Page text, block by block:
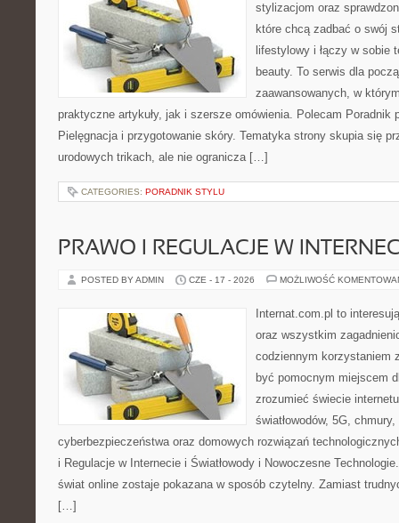
stylizacjom oraz
które chcą zadbać o swój
lifestylowy i łączy w sobie
beauty. To serwis dla
zaawansowanych, w
praktyczne artykuły, jak i szersze omówienia. Polecam
Pielęgnacja i przygotowanie skóry. Tematyka strony skupia się
urodowych trikach, ale nie ogranicza […]
CATEGORIES: PORADNIK STYLU
PRAWO I REGULACJE W
POSTED BY ADMIN CZE - 17 - 2026 MOŻLIWOŚĆ
Internat.com.pl to
oraz wszystkim
codziennym korzystaniem
być pomocnym miejscem
zrozumieć świecie
światłowodów, 5G,
cyberbezpieczeństwa oraz domowych rozwiązań
i Regulacje w Internecie i Światłowody i Nowoczesne
świat online zostaje pokazana w sposób czytelny. Zamiast
[…]